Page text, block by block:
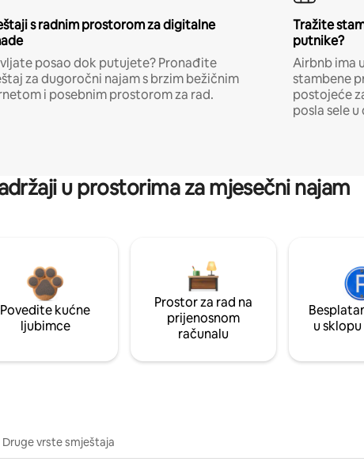
s radnim prostorom za digitalne
posao dok putujete? Pronađite
za dugoročni najam s brzim bežičnim
i posebnim prostorom za rad.
Tražite
putnike?
Airbnb ima
stambene
postojeće
posla sele
u prostorima za mjesečni najam
Povedite kućne
ljubimce
Prostor za rad na
prijenosnom
računalu
u
Druge vrste smještaja